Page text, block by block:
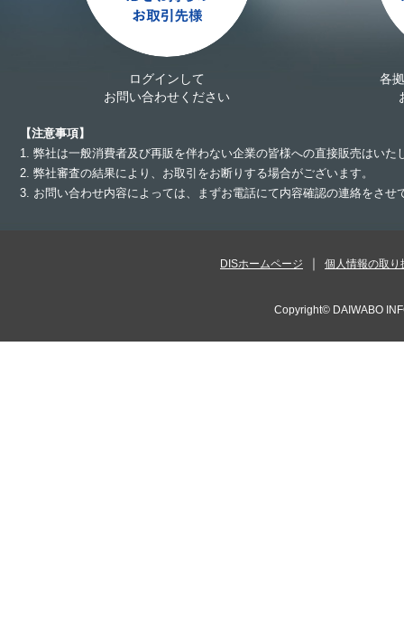
ログインして
お問い合わせください
各
【注意事項】
1. 弊社は一般消費者及び再販を伴わない企業の皆様への直接販売はいた
2. 弊社審査の結果により、お取引をお断りする場合がございます。
3. お問い合わせ内容によっては、まずお電話にて内容確認の連絡をさ
DISホームページ 個人情報の取り
Copyright© DAIWABO